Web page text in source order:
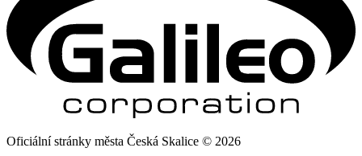
Oficiální stránky města Česká Skalice © 2026